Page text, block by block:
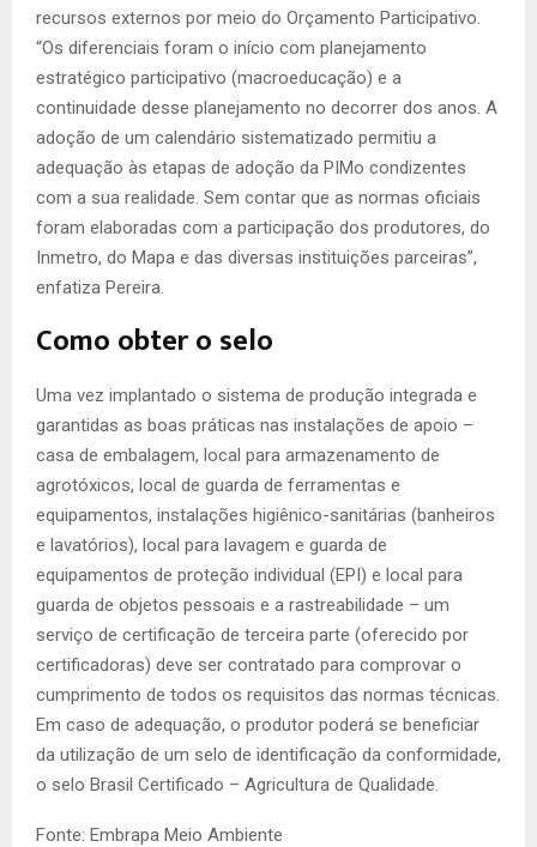
recursos externos por meio do Orçamento Participativo.
“Os diferenciais foram o início com planejamento
estratégico participativo (macroeducação) e a
continuidade desse planejamento no decorrer dos anos. A
adoção de um calendário sistematizado permitiu a
adequação às etapas de adoção da PIMo condizentes
com a sua realidade. Sem contar que as normas oficiais
foram elaboradas com a participação dos produtores, do
Inmetro, do Mapa e das diversas instituições parceiras”,
enfatiza Pereira.
Como obter o selo
Uma vez implantado o sistema de produção integrada e
garantidas as boas práticas nas instalações de apoio –
casa de embalagem, local para armazenamento de
agrotóxicos, local de guarda de ferramentas e
equipamentos, instalações higiênico-sanitárias (banheiros
e lavatórios), local para lavagem e guarda de
equipamentos de proteção individual (EPI) e local para
guarda de objetos pessoais e a rastreabilidade – um
serviço de certificação de terceira parte (oferecido por
certificadoras) deve ser contratado para comprovar o
cumprimento de todos os requisitos das normas técnicas.
Em caso de adequação, o produtor poderá se beneficiar
da utilização de um selo de identificação da conformidade,
o selo Brasil Certificado – Agricultura de Qualidade.
Fonte: Embrapa Meio Ambiente